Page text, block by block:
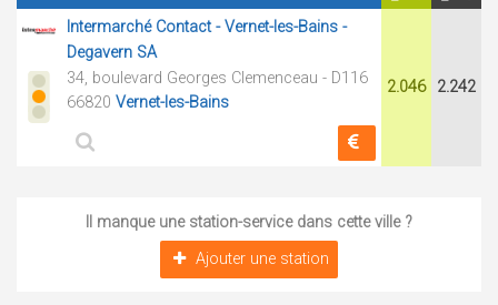
Intermarché Contact - Vernet-les-Bains -
Degavern SA
34, boulevard Georges Clemenceau - D116
66820 Vernet-les-Bains
2.046 2.242
Il manque une station-service dans cette ville ?
Ajouter une station